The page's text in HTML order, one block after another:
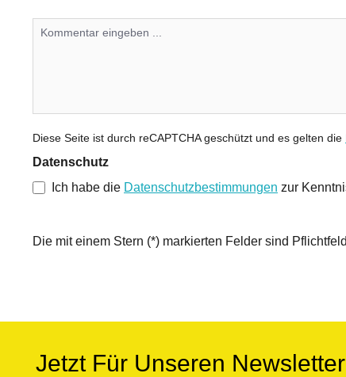
Diese Seite ist durch reCAPTCHA geschützt und es gelten die
Datenschutz
Ich habe die Datenschutzbestimmungen zur
Die mit einem Stern (*) markierten Felder sind
Jetzt Für Unseren